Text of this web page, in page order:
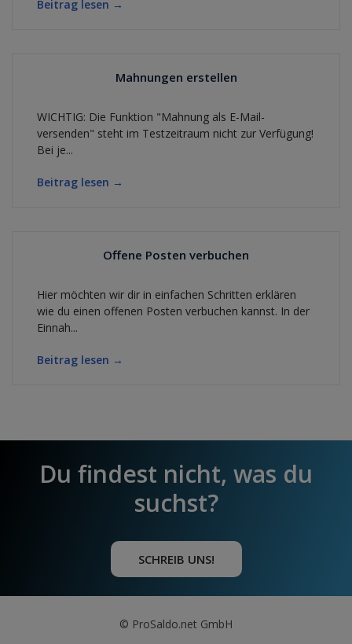
Beitrag lesen →
Mahnungen erstellen
WICHTIG: Die Funktion "Mahnung als E-Mail-
versenden" steht im Testzeitraum nicht zur Verfügung!
Bei je...
Beitrag lesen →
Offene Posten verbuchen
Hier möchten wir dir in einfachen Schritten erklären
wie du einen offenen Posten verbuchen kannst. In der
Einnah...
Beitrag lesen →
Du findest nicht, was du
suchst?
SCHREIB UNS!
© ProSaldo.net GmbH